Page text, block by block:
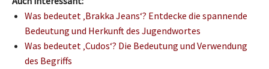
Was bedeutet ‚Brakka Jeans‘? Entdecke die spannende
Bedeutung und Herkunft des Jugendwortes
Was bedeutet ‚Cudos‘? Die Bedeutung und Verwendung
des Begriffs